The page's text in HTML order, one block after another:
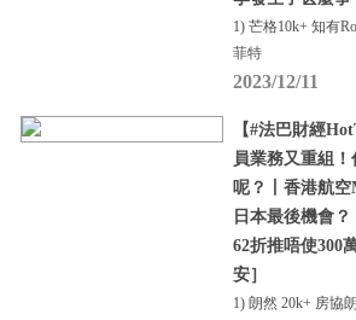
1) 芒格10k+ 知有
菲特
2023/12/11
【#法巴財經
員業務又重組
呢？丨香港航空
日本最後機會
62折推唔使300
安］
1) 朗然 20k+ 房協